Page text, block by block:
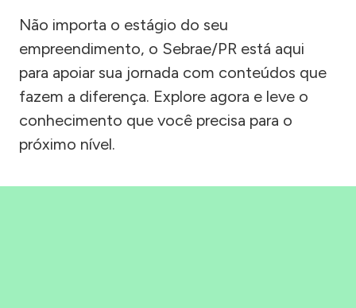
Não importa o estágio do seu
empreendimento, o Sebrae/PR está aqui
para apoiar sua jornada com conteúdos que
fazem a diferença. Explore agora e leve o
conhecimento que você precisa para o
próximo nível.